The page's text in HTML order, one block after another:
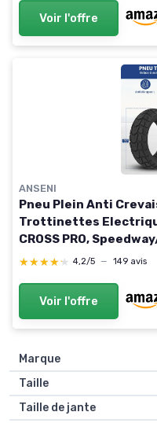
Voir l'offre
ANSENI
Pneu Plein Anti
Trottinettes
CROSS PRO,
Rockway/Crossover,
★★★★★
★★★★★ 4,2/5 — 149 avis
Voir l'offre
Marque
Taille
Taille de jante